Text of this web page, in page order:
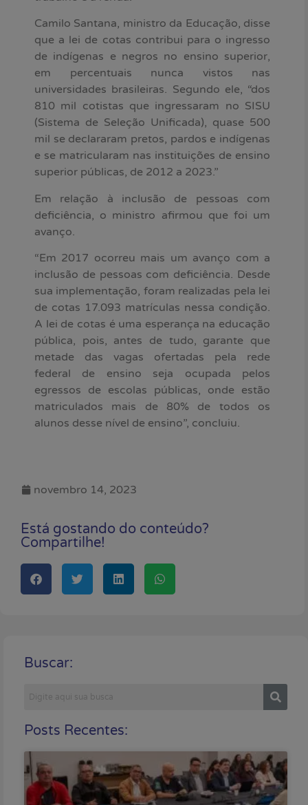
Camilo Santana, ministro da Educação, disse
que a lei de cotas contribui para o ingresso
de indígenas e negros no ensino superior,
em percentuais nunca vistos nas
universidades brasileiras. Segundo ele, “dos
810 mil cotistas que ingressaram no SISU
(Sistema de Seleção Unificada), quase 500
mil se declararam pretos, pardos e indígenas
e se matricularam nas instituições de ensino
superior públicas, de 2012 a 2023.”
Em relação à inclusão de pessoas com
deficiência, o ministro afirmou que foi um
avanço.
“Em 2017 ocorreu mais um avanço com a
inclusão de pessoas com deficiência. Desde
sua implementação, foram realizadas pela lei
de cotas 17.093 matrículas nessa condição.
A lei de cotas é uma esperança na educação
pública, pois, antes de tudo, garante que
metade das vagas ofertadas pela rede
federal de ensino seja ocupada pelos
egressos de escolas públicas, onde estão
matriculados mais de 80% de todos os
alunos desse nível de ensino”, concluiu.
novembro 14, 2023
Está gostando do conteúdo?
Compartilhe!
Buscar:
Posts Recentes: